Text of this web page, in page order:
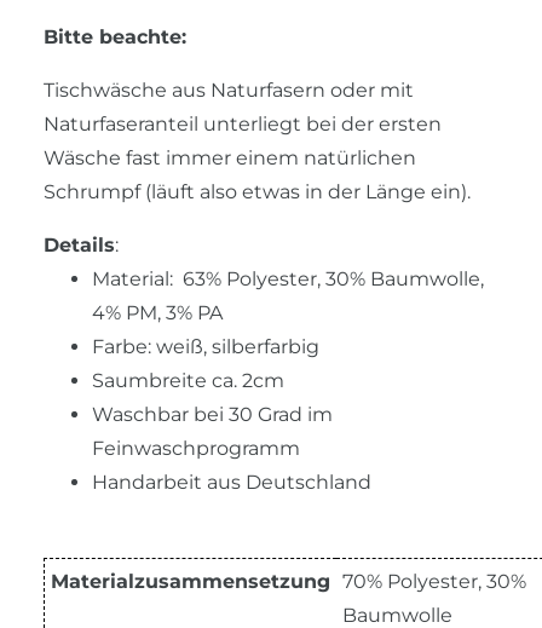
Bitte beachte:
Tischwäsche aus Naturfasern oder mit
Naturfaseranteil unterliegt bei der ersten
Wäsche fast immer einem natürlichen
Schrumpf (läuft also etwas in der Länge ein).
Details:
Material: 63% Polyester, 30% Baumwolle,
4% PM, 3% PA
Farbe: weiß, silberfarbig
Saumbreite ca. 2cm
Waschbar bei 30 Grad im
Feinwaschprogramm
Handarbeit aus Deutschland
Materialzusammensetzung 70% Polyester, 30%
Baumwolle